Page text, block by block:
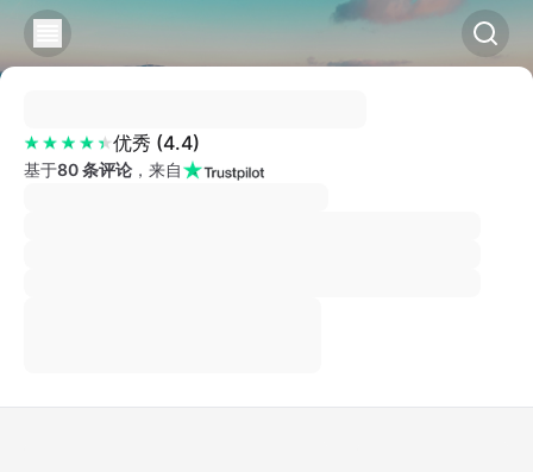
优秀 (4.4)
基于80 条评论 ，来自